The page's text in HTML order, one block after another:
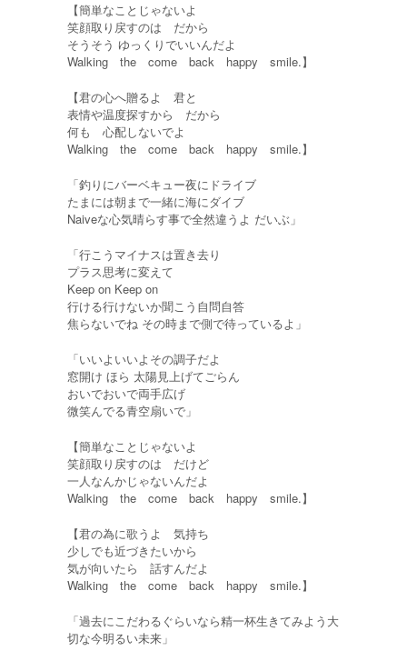
【簡単なことじゃないよ
笑顔取り戻すのは だから
そうそう ゆっくりでいいんだよ
Walking the come back happy smile.】
【君の心へ贈るよ 君と
表情や温度探すから だから
何も 心配しないでよ
Walking the come back happy smile.】
「釣りにバーベキュー夜にドライブ
たまには朝まで一緒に海にダイブ
Naiveな心気晴らす事で全然違うよ だいぶ」
「行こうマイナスは置き去り
プラス思考に変えて
Keep on Keep on
行ける行けないか聞こう自問自答
焦らないでね その時まで側で待っているよ」
「いいよいいよその調子だよ
窓開け ほら 太陽見上げてごらん
おいでおいで両手広げ
微笑んでる青空扇いで」
【簡単なことじゃないよ
笑顔取り戻すのは だけど
一人なんかじゃないんだよ
Walking the come back happy smile.】
【君の為に歌うよ 気持ち
少しでも近づきたいから
気が向いたら 話すんだよ
Walking the come back happy smile.】
「過去にこだわるぐらいなら精一杯生きてみよう大
切な今明るい未来」